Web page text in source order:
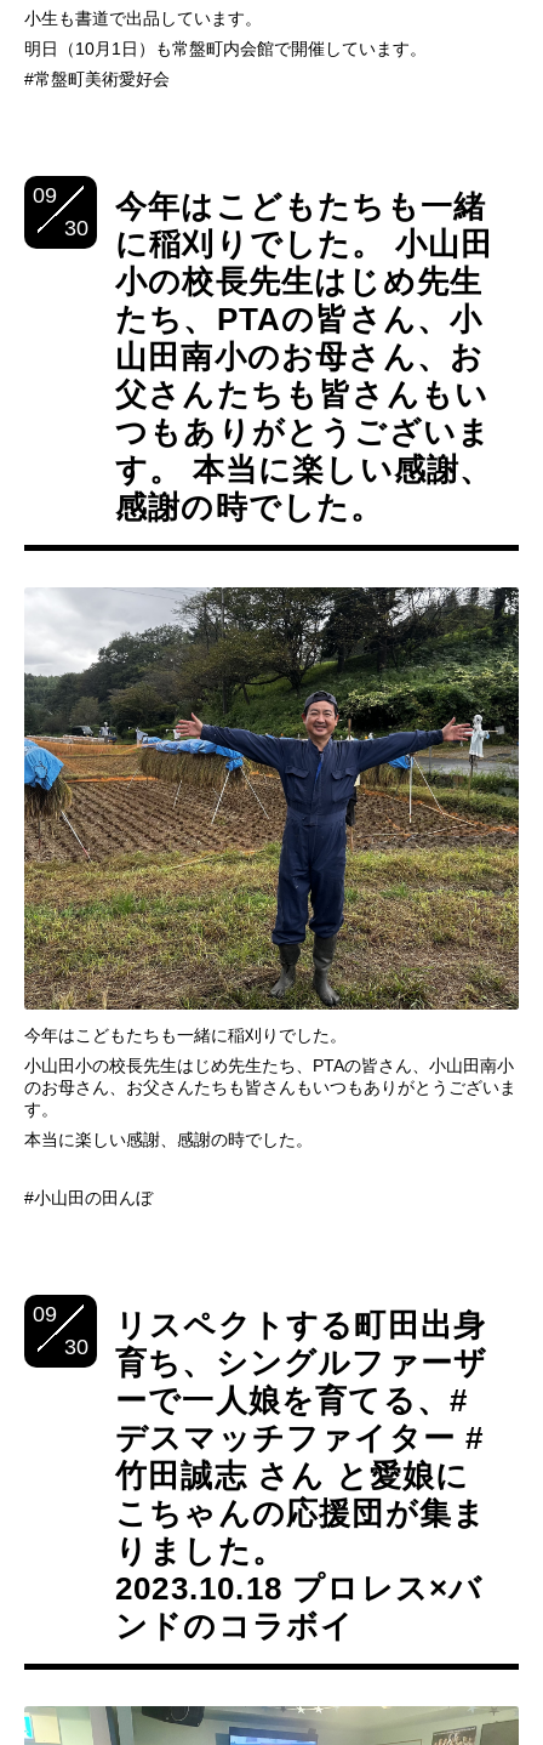
小生も書道で出品しています。
明日（10月1日）も常盤町内会館で開催しています。
#常盤町美術愛好会
09
30
今年はこどもたちも一緒
に稲刈りでした。 小山田
小の校長先生はじめ先生
たち、PTAの皆さん、小
山田南小のお母さん、お
父さんたちも皆さんもい
つもありがとうございま
す。 本当に楽しい感謝、
感謝の時でした。
今年はこどもたちも一緒に稲刈りでした。
小山田小の校長先生はじめ先生たち、PTAの皆さん、小山田南小
のお母さん、お父さんたちも皆さんもいつもありがとうございま
す。
本当に楽しい感謝、感謝の時でした。
#小山田の田んぼ
09
30
リスペクトする町田出身
育ち、シングルファーザ
ーで一人娘を育てる、#
デスマッチファイター #
竹田誠志 さん と愛娘に
こちゃんの応援団が集ま
りました。
2023.10.18 プロレス×バ
ンドのコラボイ